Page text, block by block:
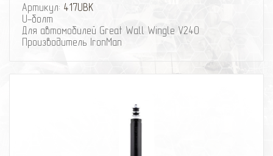
Артикул: 417UBK
U-болт
Для автомобилей Great Wall Wingle V240
Производитель IronMan